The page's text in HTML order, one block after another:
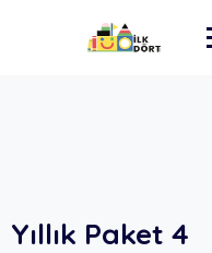
Yıllık Paket 4